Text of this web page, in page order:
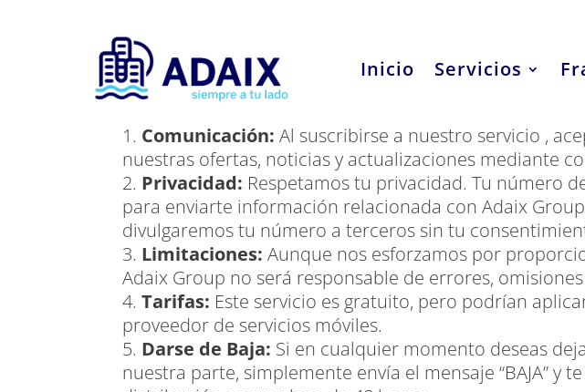
Inicio Servicios
Condiciones del Servicio de WhatsApp de Adaix
Comunicación: Al suscribirse a nuestro servicio ,
nuestras ofertas, noticias y actualizaciones mediante
Privacidad: Respetamos tu privacidad. Tu número
para enviarte información relacionada con Adaix
divulgaremos tu número a terceros sin tu
Limitaciones: Aunque nos esforzamos por
Adaix Group no será responsable de errores,
Tarifas: Este servicio es gratuito, pero podrían
proveedor de servicios móviles.
Darse de Baja: Si en cualquier momento deseas
nuestra parte, simplemente envía el mensaje “BAJA” y